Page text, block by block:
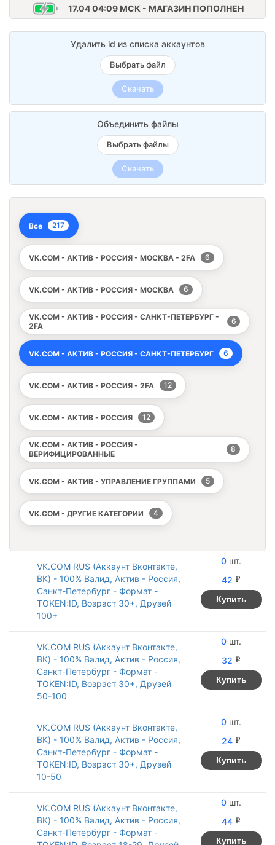
17.04 04:09 МСК - МАГАЗИН ПОПОЛНЕН
Удалить id из списка аккаунтов
Выбрать файл
Скачать
Объединить файлы
Выбрать файлы
Скачать
Все 217
VK.COM - АКТИВ - РОССИЯ - МОСКВА - 2FA 6
VK.COM - АКТИВ - РОССИЯ - МОСКВА 6
VK.COM - АКТИВ - РОССИЯ - САНКТ-ПЕТЕРБУРГ -
2FA
6
VK.COM - АКТИВ - РОССИЯ - САНКТ-ПЕТЕРБУРГ 6
VK.COM - АКТИВ - РОССИЯ - 2FA 12
VK.COM - АКТИВ - РОССИЯ 12
VK.COM - АКТИВ - РОССИЯ -
ВЕРИФИЦИРОВАННЫЕ
8
VK.COM - АКТИВ - УПРАВЛЕНИЕ ГРУППАМИ 5
VK.COM - ДРУГИЕ КАТЕГОРИИ 4
VK.COM RUS (Аккаунт Вконтакте,
ВК) - 100% Валид, Актив - Россия,
Санкт-Петербург - Формат -
TOKEN:ID, Возраст 30+, Друзей
100+
0
42 v
Купить
VK.COM RUS (Аккаунт Вконтакте,
ВК) - 100% Валид, Актив - Россия,
Санкт-Петербург - Формат -
TOKEN:ID, Возраст 30+, Друзей
50-100
0
32 v
Купить
VK.COM RUS (Аккаунт Вконтакте,
ВК) - 100% Валид, Актив - Россия,
Санкт-Петербург - Формат -
TOKEN:ID, Возраст 30+, Друзей
10-50
0
24 v
Купить
VK.COM RUS (Аккаунт Вконтакте,
ВК) - 100% Валид, Актив - Россия,
Санкт-Петербург - Формат -
0
44 v
Купить